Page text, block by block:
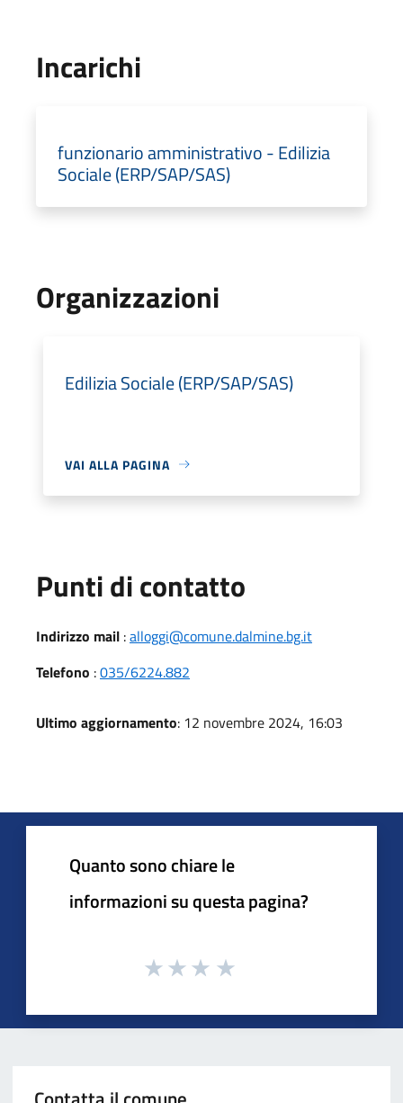
Incarichi
funzionario amministrativo - Edilizia
Sociale (ERP/SAP/SAS)
Organizzazioni
Edilizia Sociale (ERP/SAP/SAS)
VAI ALLA PAGINA
Punti di contatto
Indirizzo mail :alloggi@comune.dalmine.bg.it
Telefono :035/6224.882
Ultimo aggiornamento: 12 novembre 2024, 16:03
Quanto sono chiare le
informazioni su questa pagina?